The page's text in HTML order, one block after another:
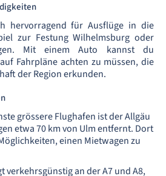
hervorragend für Ausflüge in die
zur Festung Wilhelmsburg oder
Mit einem Auto kannst du
Fahrpläne achten zu müssen, die
der Region erkunden.
grössere Flughafen ist der Allgäu
etwa 70 km von Ulm entfernt. Dort
einen Mietwagen zu
verkehrsgünstig an der A7 und A8,